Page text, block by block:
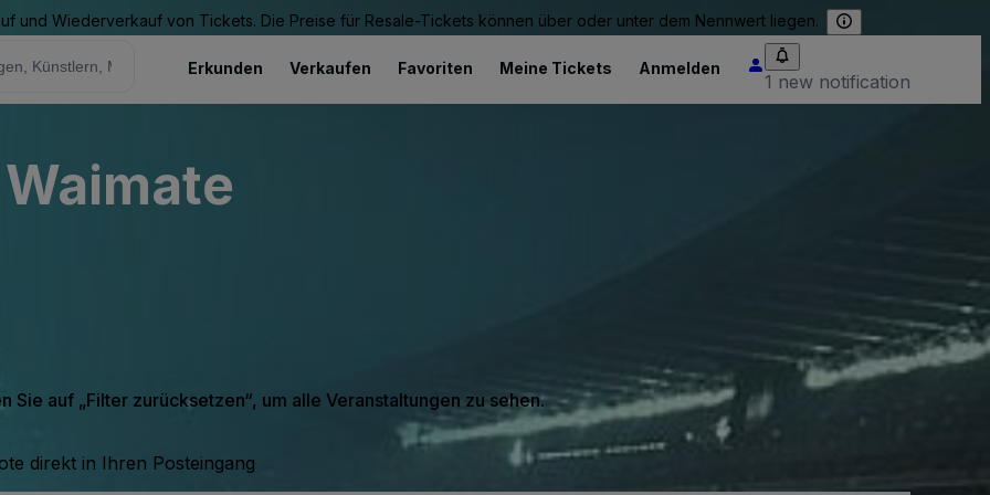
und Wiederverkauf von Tickets. Die Preise für Resale-Tickets können über oder unter dem Nennwert liegen.
Erkunden Verkaufen Favoriten Meine Tickets Anmelden
1 new notification
Sie auf „Filter zurücksetzen“, um alle Veranstaltungen zu sehen.
direkt in Ihren Posteingang